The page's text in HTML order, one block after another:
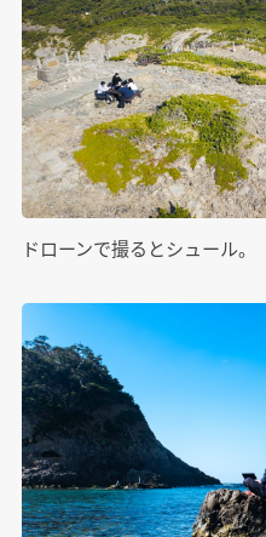
ドローンで撮るとシュール。